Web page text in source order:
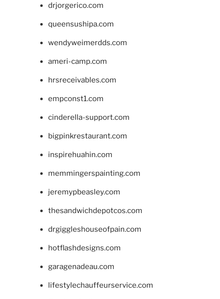
drjorgerico.com
queensushipa.com
wendyweimerdds.com
ameri-camp.com
hrsreceivables.com
empconst1.com
cinderella-support.com
bigpinkrestaurant.com
inspirehuahin.com
memmingerspainting.com
jeremypbeasley.com
thesandwichdepotcos.com
drgiggleshouseofpain.com
hotflashdesigns.com
garagenadeau.com
lifestylechauffeurservice.com